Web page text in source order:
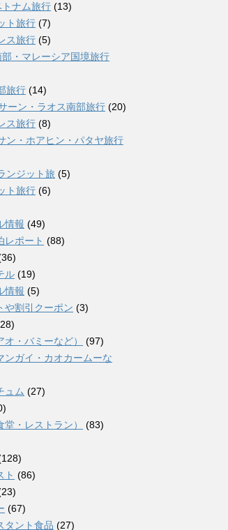
ナム旅行 (13)
ト旅行 (7)
ス旅行 (5)
・マレーシア国境旅行
旅行 (14)
ーン・ラオス南部旅行 (20)
ス旅行 (8)
ン・ホアヒン・パタヤ旅行
ンジット旅 (5)
ト旅行 (6)
情報 (49)
レポート (88)
ル (19)
情報 (5)
や割引クーポン (3)
・バミーなど）
(97)
ンガイ・カオカームーな
ュム (27)
・レストラン）
(83)
ト (86)
(67)
タント食品 (27)